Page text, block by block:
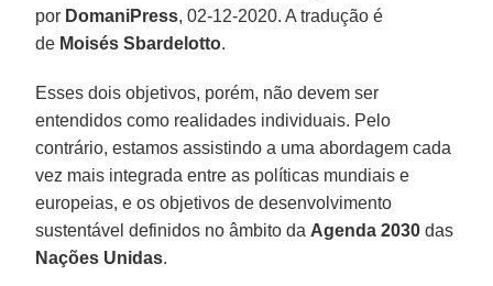
por DomaniPress, 02-12-2020. A tradução é
de Moisés Sbardelotto.
Esses dois objetivos, porém, não devem ser
entendidos como realidades individuais. Pelo
contrário, estamos assistindo a uma abordagem cada
vez mais integrada entre as políticas mundiais e
europeias, e os objetivos de desenvolvimento
sustentável definidos no âmbito da Agenda 2030 das
Nações Unidas.